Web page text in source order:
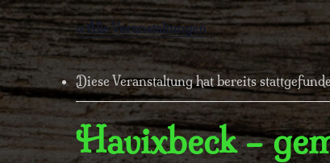
« Alle Veranstaltungen
Diese Veranstaltung hat bereits
Havixbeck –